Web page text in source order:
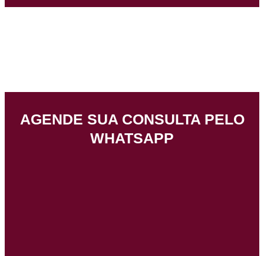
AGENDE SUA CONSULTA PELO
WHATSAPP